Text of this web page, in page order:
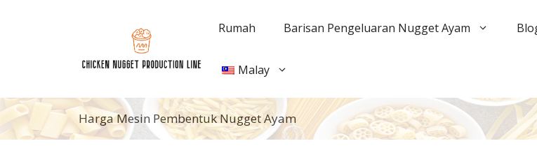
Rumah Barisan Pengeluaran Nugget Ayam
Malay
Harga Mesin Pembentuk Nugget Ayam